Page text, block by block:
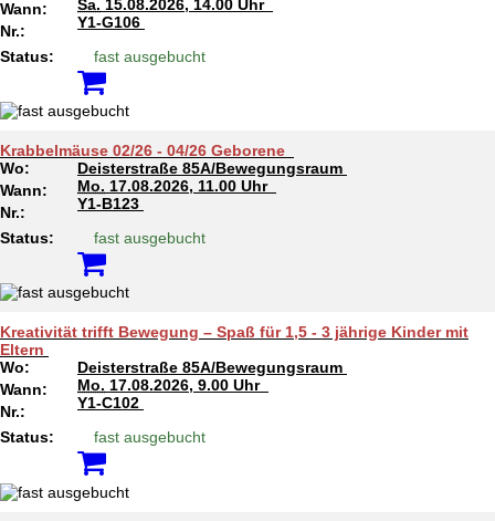
Wann:
Sa. 15.08.2026, 14.00 Uhr
Nr.:
Y1-G106
Status:
fast ausgebucht
Krabbelmäuse 02/26 - 04/26 Geborene
Wo:
Deisterstraße 85A/Bewegungsraum
Wann:
Mo. 17.08.2026, 11.00 Uhr
Nr.:
Y1-B123
Status:
fast ausgebucht
Kreativität trifft Bewegung – Spaß für 1,5 - 3 jährige Kinder mit
Eltern
Wo:
Deisterstraße 85A/Bewegungsraum
Wann:
Mo. 17.08.2026, 9.00 Uhr
Nr.:
Y1-C102
Status:
fast ausgebucht